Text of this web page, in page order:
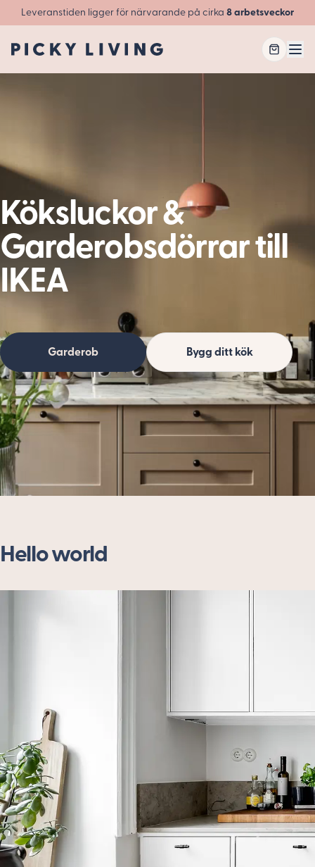
Leveranstiden ligger för närvarande på cirka 8 arbetsveckor
Köksluckor &
Garderobsdörrar till
IKEA
Garderob Bygg ditt kök
Hello world